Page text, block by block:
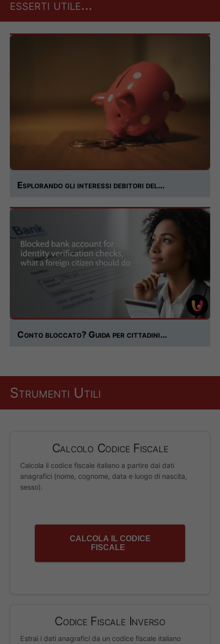
esserti utile…
Esplorando gli interessi debitori del…
Conto bloccato? Guida per cittadini…
Strumenti Utili
Calcolo Codice Fiscale
Calcola il codice fiscale italiano a partire dai dati
anagrafici (nome, cognome, data e luogo di nascita,
sesso).
CALCOLA IL CODICE
FISCALE
Codice Fiscale Inverso
Estrai i dati anagrafici da un codice fiscale italiano